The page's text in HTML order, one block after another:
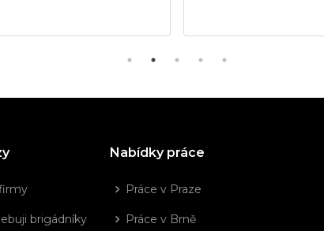
brigádníky
Nabídky práce
Práce v Praze
Práce v Brně